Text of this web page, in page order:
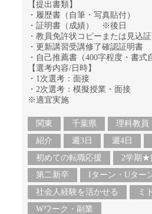
【提出書類】
・履歴書（自筆・写真貼付）
・証明書（成績） ※後日
・教員免許状コピーまたは見込
・更新講習受講修了確認証明書
・自己推薦書（400字程度・書式
【選考内容/日時】
・1次選考：面接
・2次選考：模擬授業・面接
※適宜実施
関東 千葉県 理科教員
紹介
週3日 週4日
初めての転職応援
2学期★
第二新卒
Iターン・Uター
社会人経験を活かせる
ミ
Wワーク・副業